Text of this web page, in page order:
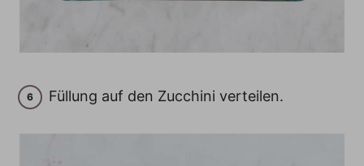
Füllung auf den Zucchini verteilen.